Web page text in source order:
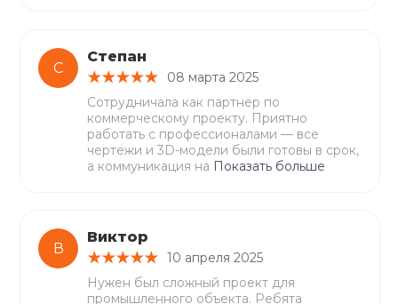
С
Степан
08 марта 2025
Сотрудничала как партнер по
коммерческому проекту. Приятно
работать с профессионалами — все
чертежи и 3D-модели были готовы в срок,
а коммуникация на Показать больше
В
Виктор
10 апреля 2025
Нужен был сложный проект для
промышленного объекта. Ребята